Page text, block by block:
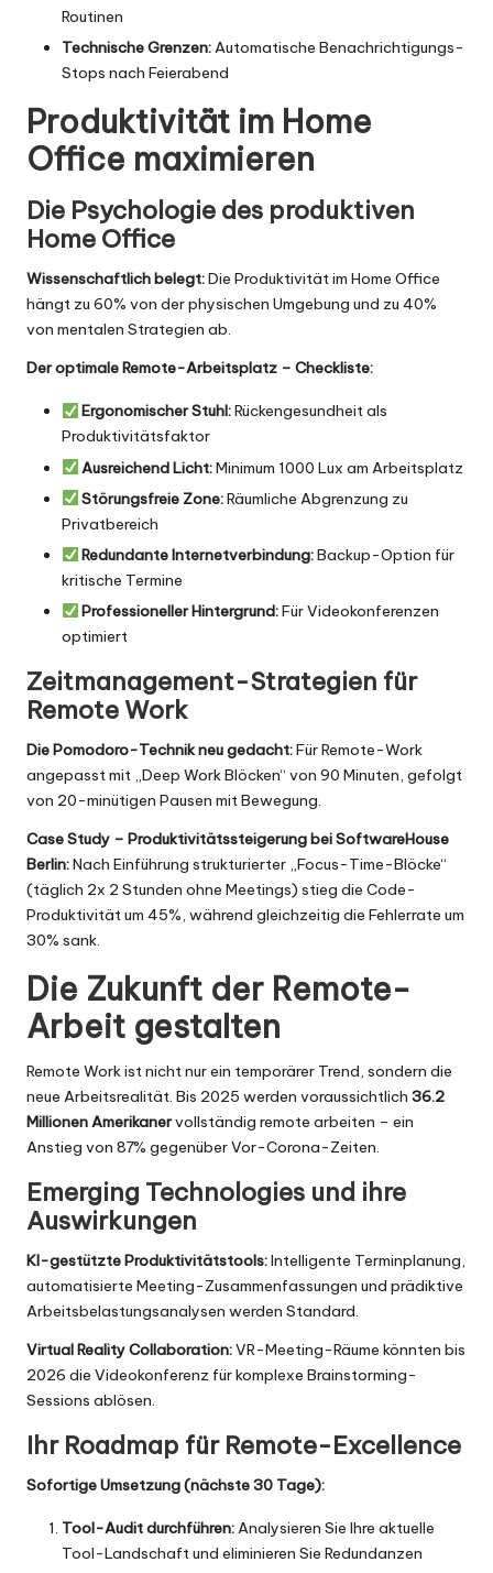
Routinen
Technische Grenzen:Automatische Benachrichtigungs-
Stops nach Feierabend
Produktivität im Home
Office maximieren
Die Psychologie des produktiven
Home Office
Wissenschaftlich belegt:Die Produktivität im Home Office
hängt zu 60% von der physischen Umgebung und zu 40%
von mentalen Strategien ab.
Der optimale Remote-Arbeitsplatz – Checkliste:
Ergonomischer Stuhl:Rückengesundheit als
Produktivitätsfaktor
Ausreichend Licht:Minimum 1000 Lux am Arbeitsplatz
Störungsfreie Zone:Räumliche Abgrenzung zu
Privatbereich
Redundante Internetverbindung:Backup-Option für
kritische Termine
Professioneller Hintergrund:Für Videokonferenzen
optimiert
Zeitmanagement-Strategien für
Remote Work
Die Pomodoro-Technik neu gedacht:Für Remote-Work
angepasst mit „Deep Work Blöcken“ von 90 Minuten, gefolgt
von 20-minütigen Pausen mit Bewegung.
Case Study – Produktivitätssteigerung bei SoftwareHouse
Berlin:Nach Einführung strukturierter „Focus-Time-Blöcke“
(täglich 2x 2 Stunden ohne Meetings) stieg die Code-
Produktivität um 45%, während gleichzeitig die Fehlerrate um
30% sank.
Die Zukunft der Remote-
Arbeit gestalten
Remote Work ist nicht nur ein temporärer Trend, sondern die
neue Arbeitsrealität. Bis 2025 werden voraussichtlich 36.2
Millionen Amerikanervollständig remote arbeiten – ein
Anstieg von 87% gegenüber Vor-Corona-Zeiten.
Emerging Technologies und ihre
Auswirkungen
KI-gestützte Produktivitätstools:Intelligente Terminplanung,
automatisierte Meeting-Zusammenfassungen und prädiktive
Arbeitsbelastungsanalysen werden Standard.
Virtual Reality Collaboration:VR-Meeting-Räume könnten bis
2026 die Videokonferenz für komplexe Brainstorming-
Sessions ablösen.
Ihr Roadmap für Remote-Excellence
Sofortige Umsetzung (nächste 30 Tage):
Tool-Audit durchführen:Analysieren Sie Ihre aktuelle
Tool-Landschaft und eliminieren Sie Redundanzen